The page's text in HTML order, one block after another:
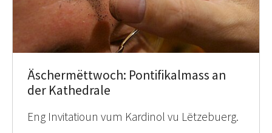
Äschermëttwoch: Pontifikalmass an
der Kathedrale
Eng Invitatioun vum Kardinol vu Lëtzebuerg.